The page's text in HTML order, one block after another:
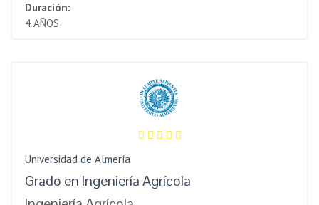
Duración:
4 AÑOS
Universidad de Almería
Grado en Ingeniería Agrícola